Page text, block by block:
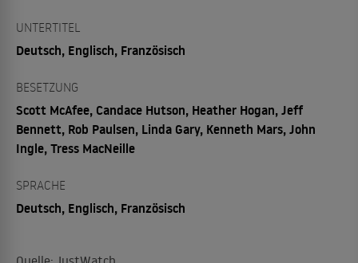
UNTERTITEL
Deutsch, Englisch, Französisch
BESETZUNG
Scott McAfee, Candace Hutson, Heather Hogan, Jeff
Bennett, Rob Paulsen, Linda Gary, Kenneth Mars, John
Ingle, Tress MacNeille
SPRACHE
Deutsch, Englisch, Französisch